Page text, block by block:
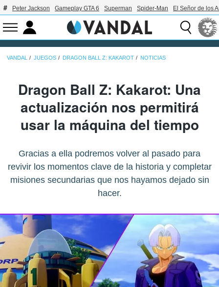
Peter Jackson Gameplay GTA 6 Superman Spider-Man El Señor de los
VANDAL JUEGOS DRAGON BALL Z: KAKAROT NOTICIAS
Dragon Ball Z: Kakarot: Una
actualización nos permitirá
usar la máquina del tiempo
Gracias a ella podremos volver al pasado para
revivir los momentos clave de la historia y completar
misiones secundarias que nos hayamos dejado sin
hacer.